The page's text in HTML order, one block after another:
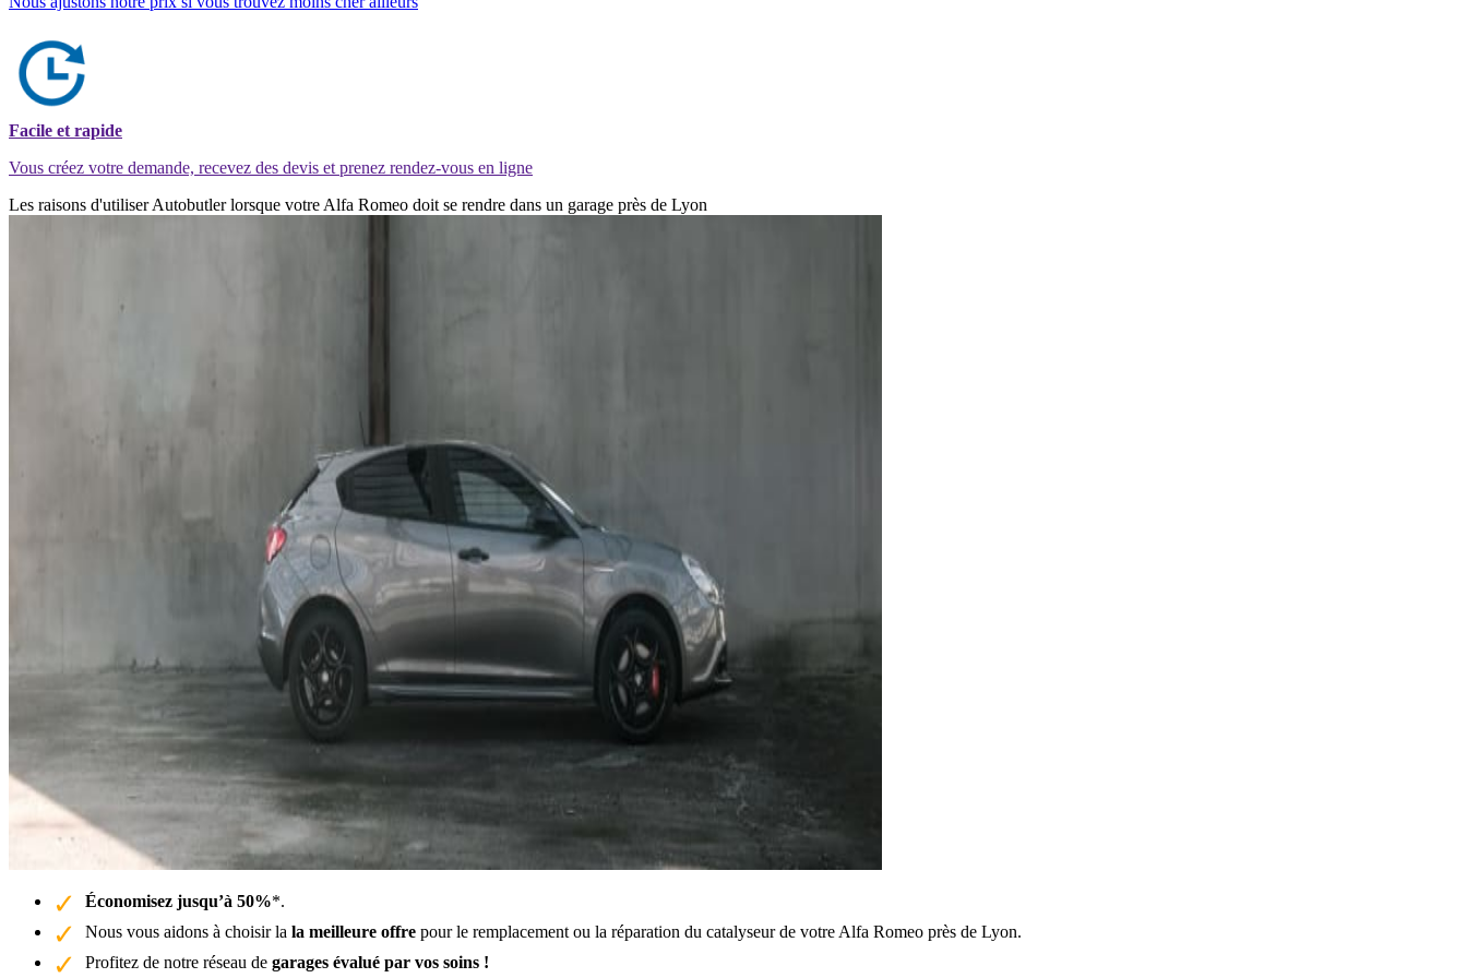
Facile et rapide
Vous créez votre demande, recevez des devis et prenez rendez-vous en ligne
Les raisons d'utiliser Autobutler lorsque votre Alfa Romeo doit se rendre dans un garage près de Lyon
Économisez jusqu’à 50%*.
Nous vous aidons à choisir la la meilleure offre pour le remplacement ou la réparation du catalyseur de votre Alfa Romeo près de Lyon.
Profitez de notre réseau de garages évalué par vos soins !